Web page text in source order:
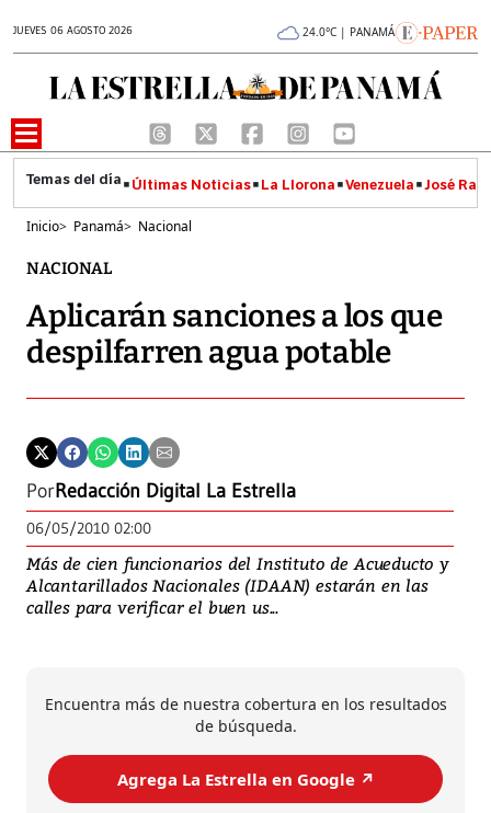
JUEVES 06 AGOSTO 2026 24.0°C | PANAMÁ
Últimas Noticias La Llorona Venezuela José
Inicio> Panamá> Nacional
NACIONAL
Aplicarán sanciones a los que
despilfarren agua potable
PorRedacción Digital La Estrella
06/05/2010 02:00
Más de cien funcionarios del Instituto de Acueducto y
Alcantarillados Nacionales (IDAAN) estarán en las
calles para verificar el buen us...
Encuentra más de nuestra cobertura en los resultados
de búsqueda.
Agrega La Estrella en Google ↗️